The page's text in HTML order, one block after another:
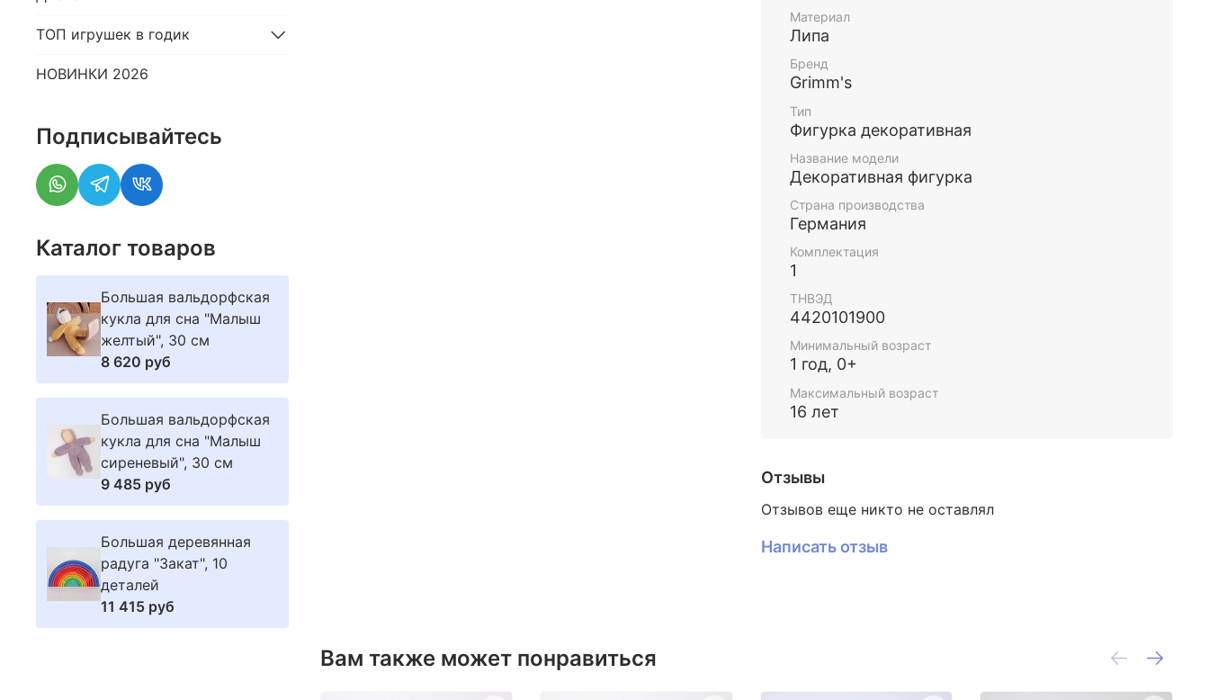
Материал: липа
Высота: 5 см
Возраст: 5+
Материал
Липа
Бренд
Grimm's
Тип
Фигурка декоративная
Название модели
Декоративная фигурка
Страна производства
Германия
Комплектация
1
ТНВЭД
4420101900
Минимальный возраст
1 год, 0+
Максимальный возраст
16 лет
Отзывы
Отзывов еще никто не оставлял
Написать отзыв
Вам также может понравиться
ТОП игрушек в годик
НОВИНКИ 2026
Подписывайтесь
Каталог товаров
Большая вальдорфская
кукла для сна "Малыш
желтый", 30 см
8 620 руб
Большая вальдорфская
кукла для сна "Малыш
сиреневый", 30 см
9 485 руб
Большая деревянная
радуга "Закат", 10
деталей
11 415 руб